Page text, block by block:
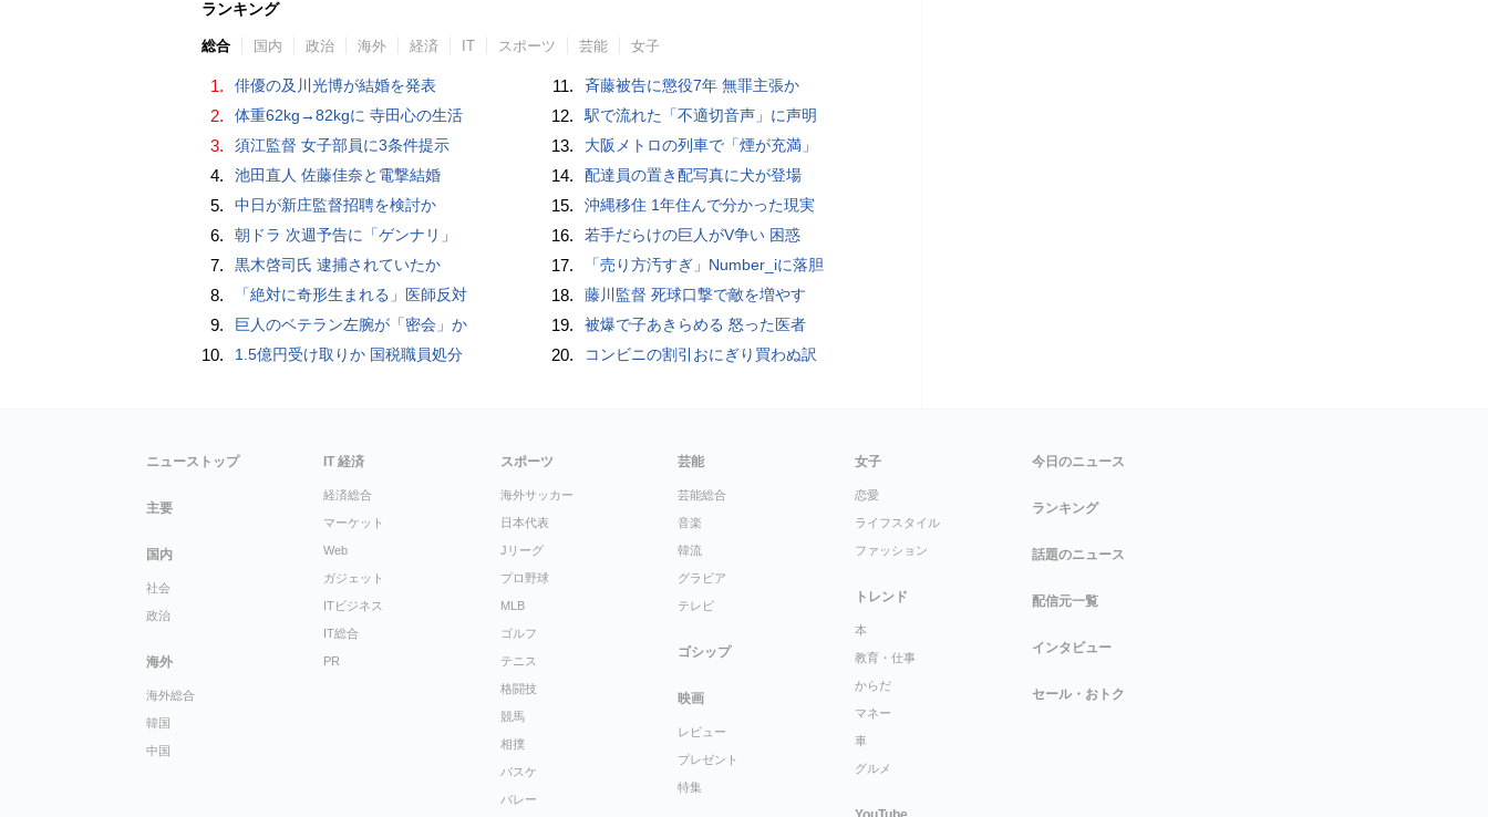
ランキング
総合 国内 政治 海外 経済 IT スポーツ 芸能 女子
1. 俳優の及川光博が結婚を発表
2. 体重62kg→82kgに 寺田心の生活
3. 須江監督 女子部員に3条件提示
4. 池田直人 佐藤佳奈と電撃結婚
5. 中日が新庄監督招聘を検討か
6. 朝ドラ 次週予告に「ゲンナリ」
7. 黒木啓司氏 逮捕されていたか
8. 「絶対に奇形生まれる」医師反対
9. 巨人のベテラン左腕が「密会」か
10. 1.5億円受け取りか 国税職員処分
11. 斉藤被告に懲役7年 無罪主張か
12. 駅で流れた「不適切音声」に声明
13. 大阪メトロの列車で「煙が充満」
14. 配達員の置き配写真に犬が登場
15. 沖縄移住 1年住んで分かった現実
16. 若手だらけの巨人がV争い 困惑
17. 「売り方汚すぎ」Number_iに落胆
18. 藤川監督 死球口撃で敵を増やす
19. 被爆で子あきらめる 怒った医者
20. コンビニの割引おにぎり買わぬ訳
ニューストップ
主要
国内
社会
政治
海外
海外総合
韓国
中国
IT 経済
経済総合
マーケット
Web
ガジェット
ITビジネス
IT総合
PR
スポーツ
海外サッカー
日本代表
Jリーグ
プロ野球
MLB
ゴルフ
テニス
格闘技
競馬
相撲
バスケ
バレー
芸能
芸能総合
音楽
韓流
グラビア
テレビ
ゴシップ
映画
レビュー
プレゼント
特集
女子
恋愛
ライフスタイル
ファッション
トレンド
本
教育・仕事
からだ
マネー
車
グルメ
今日のニュース
ランキング
話題のニュース
配信元一覧
インタビュー
セール・おトク